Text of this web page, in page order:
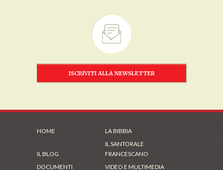
ISCRIVITI ALLA NEWSLETTER
HOME LA BIBBIA
IL BLOG
IL SANTORALE
FRANCESCANO
DOCUMENTI
VIDEO E MULTIMEDIA